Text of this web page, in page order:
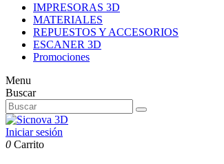
IMPRESORAS 3D
MATERIALES
REPUESTOS Y ACCESORIOS
ESCANER 3D
Promociones
Menu
Buscar
Iniciar sesión
0 Carrito